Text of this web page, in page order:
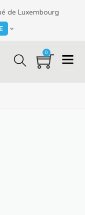
de Luxembourg
0